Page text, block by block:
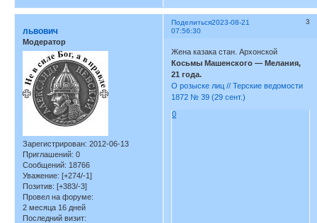
Поделиться 3
2023-08-21
07:56:30
львович
Модератор
Зарегистрирован: 2012-06-13
Приглашений: 0
Сообщений: 18766
Уважение: [+274/-1]
Позитив: [+383/-3]
Провел на форуме:
2 месяца 16 дней
Последний визит:
Жена казака стан. Архонской
Косьмы Машенского — Мелания,
21 года.
О розыске лиц // Терские ведомости
1872 № 39 (29 сент.)
0